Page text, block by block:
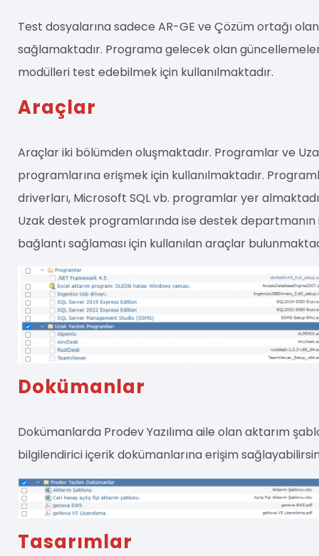
Test dosyalarına sadece AR-GE ve Çözüm ortağı
sağlamaktadır. Programa gelecek olan
modülleri test edebilmek için kullanılmaktadır.
Araçlar
Araçlar iki bölümden oluşmaktadır. Programlar ve
programlarına erişmek için kullanılmaktadır.
driverları, Microsoft SQL vb. programlar yer
Uzak destek programlarında ise destek departmanın
bağlantı sağlaması için kullanılan araçlar
Dokümanlar
Dokümanlarda Prodev Yazılıma aile olan aktarım
bilgilendirici içerik dokümanlarına erişim
Tasarımlar